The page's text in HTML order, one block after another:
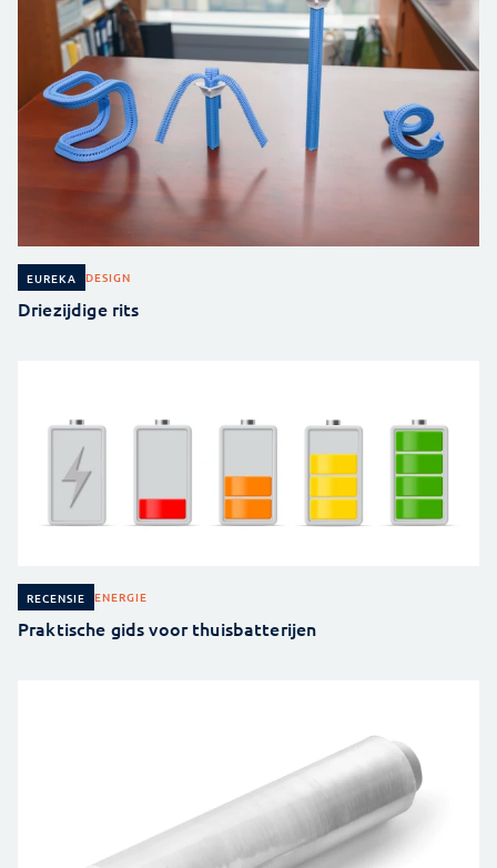
EUREKA DESIGN
Driezijdige rits
RECENSIE ENERGIE
Praktische gids voor thuisbatterijen